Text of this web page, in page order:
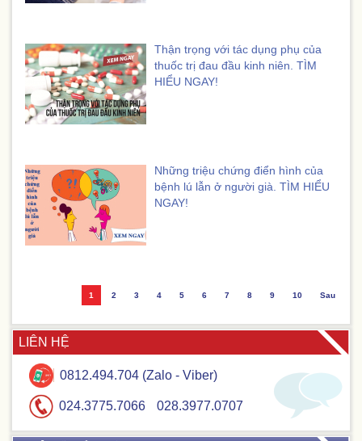
Thận trọng với tác dụng phụ của
thuốc trị đau đầu kinh niên. TÌM
HIỂU NGAY!
Những triệu chứng điển hình của
bệnh lú lẫn ở người già. TÌM HIỂU
NGAY!
1 2 3 4 5 6 7 8 9 10 Sau
LIÊN HỆ
0812.494.704 (Zalo - Viber)
024.3775.7066 028.3977.0707